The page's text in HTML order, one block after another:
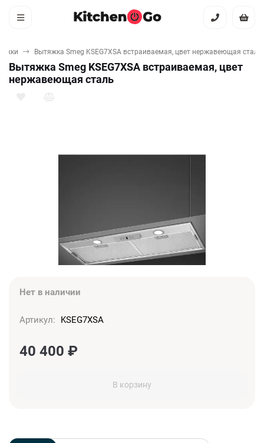
Вытяжка Smeg KSEG7XSA встраиваемая, цвет нержавеющая сталь
Вытяжка Smeg KSEG7XSA встраиваемая, цвет
нержавеющая сталь
Нет в наличии
Артикул: KSEG7XSA
40 400 ₽
В корзину